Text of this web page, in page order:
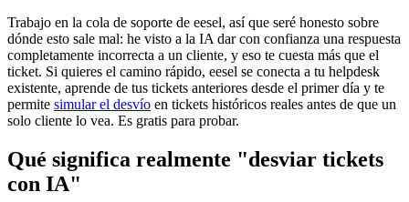
Trabajo en la cola de soporte de eesel, así que seré honesto sobre
dónde esto sale mal: he visto a la IA dar con confianza una respuesta
completamente incorrecta a un cliente, y eso te cuesta más que el
ticket. Si quieres el camino rápido, eesel se conecta a tu helpdesk
existente, aprende de tus tickets anteriores desde el primer día y te
permite simular el desvío en tickets históricos reales antes de que un
solo cliente lo vea. Es gratis para probar.
Qué significa realmente "desviar tickets
con IA"